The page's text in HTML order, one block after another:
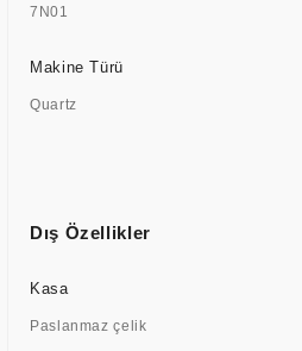
7N01
Makine Türü
Quartz
Dış Özellikler
Kasa
Paslanmaz çelik